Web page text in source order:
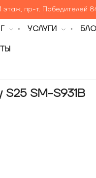
этаж, пр-т. Победителей
УСЛУГИ
SM-S931B